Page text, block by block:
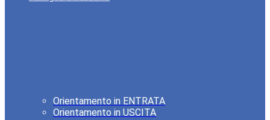
Orientamento in ENTRATA
Orientamento in USCITA